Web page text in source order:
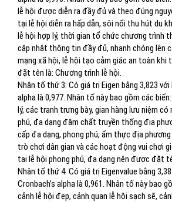
lễ hội được diễn ra đầy đủ và theo đúng
tại lễ hội diễn ra hấp dẫn, sôi nổi thu hút du
lễ hội hợp lý, thời gian tổ chức chương trình
cập nhật thông tin đầy đủ, nhanh chóng lên
mạng xã hội, lễ hội tạo cảm giác an toàn khi
đặt tên là: Chương trình lễ hội.
Nhân tố thứ 3: Có giá trị Eigen bằng 3,823 với
alpha là 0,977. Nhân tố này bao gồm các
lý, các tranh trưng bày, gian hàng lưu niệm có
phú, đa dạng đậm chất truyền thống địa
cấp đa dạng, phong phú, ẩm thực địa
trò chơi dân gian và các hoạt động vui chơi
tại lễ hội phong phú, đa dạng nên được đặt
Nhân tố thứ 4: Có giá trị Eigenvalue bằng
Cronbach’s alpha là 0,961. Nhân tố này bao
cảnh lễ hội đẹp, cảnh quan lễ hội sạch sẽ,